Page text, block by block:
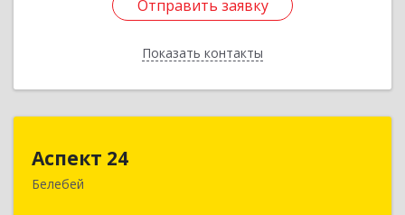
Отправить заявку
Показать контакты
Отправить заявку
Назад
Аспект 24
Белебей452000, Башкортостан Респ, Белебей г, им